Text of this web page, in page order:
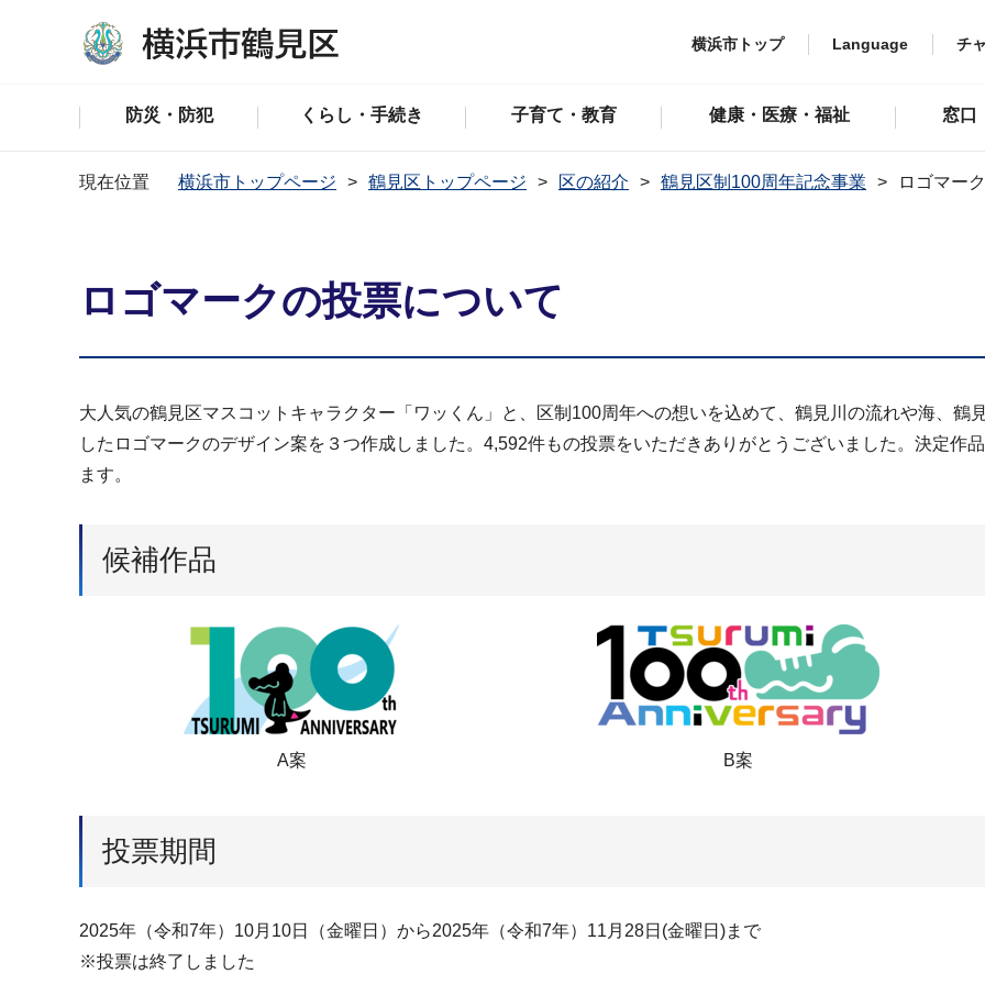
横浜市トップ Language チ
防災・防犯 くらし・手続き 子育て・教育 健康・医療・福祉 窓口
現在位置 横浜市トップページ 鶴見区トップページ 区の紹介 鶴見区制100周年記念事業 ロゴマー
ロゴマークの投票について
大人気の鶴見区マスコットキャラクター「ワッくん」と、区制100周年への想いを込めて、鶴見川の流れや海、鶴
したロゴマークのデザイン案を３つ作成しました。4,592件もの投票をいただきありがとうございました。決定作
ます。
候補作品
A案 B案
投票期間
2025年（令和7年）10月10日（金曜日）から2025年（令和7年）11月28日(金曜日)まで
※投票は終了しました